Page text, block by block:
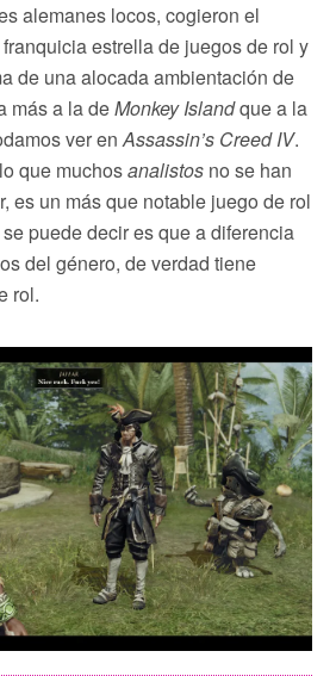
alemanes locos, cogieron el
estrella de juegos de rol y
de una alocada ambientación de
más a la deMonkey Islandque a la
ver enAssassin’s Creed IV.
que muchosanalistos no se han
es un más que notable juego de rol
puede decir es que a diferencia
del género, de verdad tiene
rol.